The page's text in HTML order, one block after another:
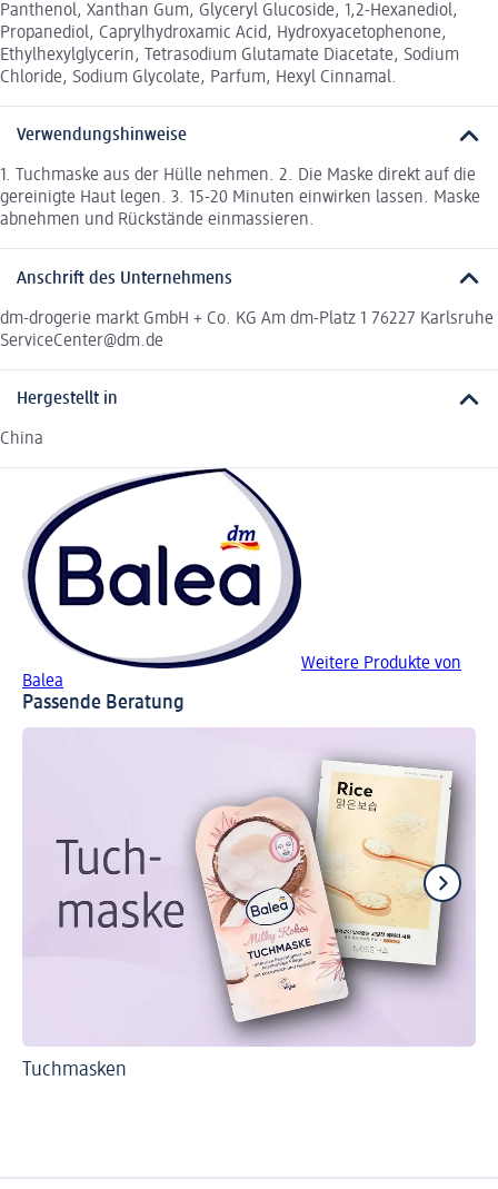
Panthenol, Xanthan Gum, Glyceryl Glucoside, 1,2-Hexanediol,
Propanediol, Caprylhydroxamic Acid, Hydroxyacetophenone,
Ethylhexylglycerin, Tetrasodium Glutamate Diacetate, Sodium
Chloride, Sodium Glycolate, Parfum, Hexyl Cinnamal.
Verwendungshinweise
1. Tuchmaske aus der Hülle nehmen. 2. Die Maske direkt auf die
gereinigte Haut legen. 3. 15-20 Minuten einwirken lassen. Maske
abnehmen und Rückstände einmassieren.
Anschrift des Unternehmens
dm-drogerie markt GmbH + Co. KG Am dm-Platz 1 76227 Karlsruhe
ServiceCenter@dm.de
Hergestellt in
China
Weitere Produkte von
Balea
Passende Beratung
Tuchmasken